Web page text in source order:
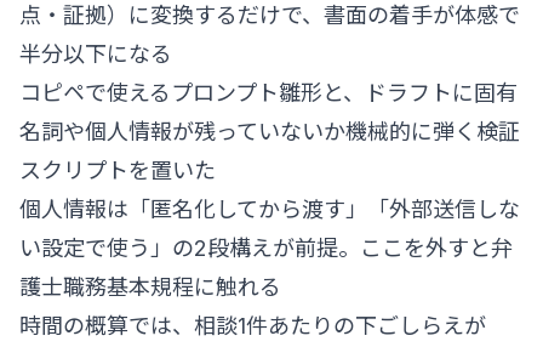
点・証拠）に変換するだけで、書面の着手が体感で
半分以下になる
コピペで使えるプロンプト雛形と、ドラフトに固有
名詞や個人情報が残っていないか機械的に弾く検証
スクリプトを置いた
個人情報は「匿名化してから渡す」「外部送信しな
い設定で使う」の2段構えが前提。ここを外すと弁
護士職務基本規程に触れる
時間の概算では、相談1件あたりの下ごしらえが